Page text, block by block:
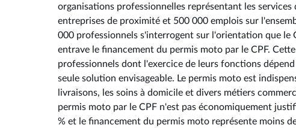
organisations professionnelles représentant les
entreprises de proximité et 500 000 emplois sur
000 professionnels s'interrogent sur l'orientation que le
entrave le financement du permis moto par le CPF.
professionnels dont l'exercice de leurs fonctions
seule solution envisageable. Le permis moto est
livraisons, les soins à domicile et divers métiers
permis moto par le CPF n'est pas économiquement
% et le financement du permis moto représente moins